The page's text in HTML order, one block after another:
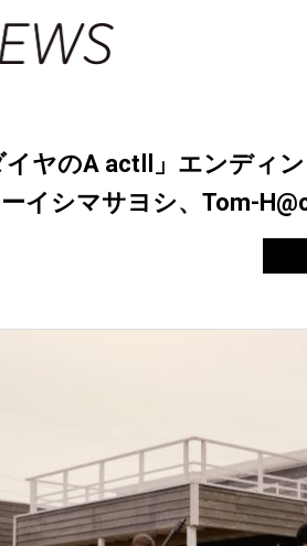
イヤのA actⅡ」エンディ
イシマサヨシ、Tom-